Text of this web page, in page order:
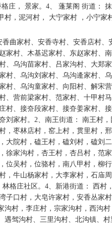
庄， 景家。4、 蓬莱阁 街道：
，泥河村， 大宁家村 ，小宁家
曲家村、安香寺村、安香店村、
家村、木基迟家村、东赵家村、
、乌沟苗家村、吕家沟村、大郑
村、乌沟刘家村、乌沟逄家村、
村、乌沟童家村、向阳村、解宋
、营前梁家村、范家村、十甲村
村、接夼段家村、接夼姜家村、
刘家村。2、南王街道： 南王村
，枣林店村，窑上村，贯里村，
大院村，磕王村，磕刘村，磕刘
徐家沟村，杏王村，杏吕村，范
位吴村，位骆村，南八甲村，柳
，牛山杨家村，大李家村，石庙
格庄社区。4、新港街道： 西村
子口村，大皂许家村，安香丛家
沟村，李庄村，宗家沟村，西沟
遇驾沟村、三里沟村、北沟镇、